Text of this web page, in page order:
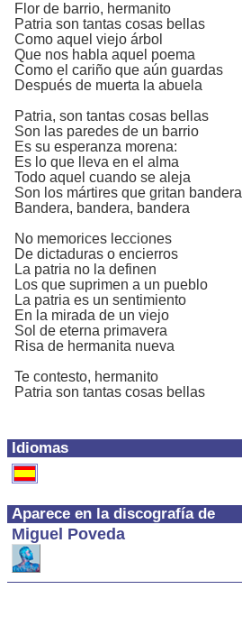
Idiomas
Aparece en la discografía de
Miguel Poveda
Flor de barrio, hermanito
Patria son tantas cosas bellas
Como aquel viejo árbol
Que nos habla aquel poema
Como el cariño que aún guardas
Después de muerta la abuela
Patria, son tantas cosas bellas
Son las paredes de un barrio
Es su esperanza morena:
Es lo que lleva en el alma
Todo aquel cuando se aleja
Son los mártires que gritan bandera
Bandera, bandera, bandera
No memorices lecciones
De dictaduras o encierros
La patria no la definen
Los que suprimen a un pueblo
La patria es un sentimiento
En la mirada de un viejo
Sol de eterna primavera
Risa de hermanita nueva
Te contesto, hermanito
Patria son tantas cosas bellas